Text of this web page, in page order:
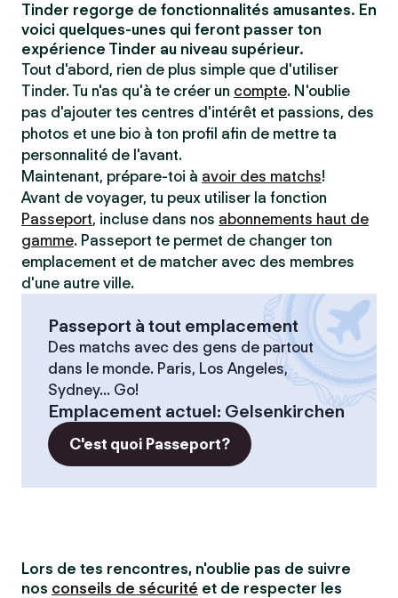
Tinder regorge de fonctionnalités amusantes. En
voici quelques-unes qui feront passer ton
expérience Tinder au niveau supérieur.
Tout d'abord, rien de plus simple que d'utiliser
Tinder. Tu n'as qu'à te créer un compte. N'oublie
pas d'ajouter tes centres d'intérêt et passions, des
photos et une bio à ton profil afin de mettre ta
personnalité de l'avant.
Maintenant, prépare-toi à avoir des matchs!
Avant de voyager, tu peux utiliser la fonction
Passeport, incluse dans nos abonnements haut de
gamme. Passeport te permet de changer ton
emplacement et de matcher avec des membres
d'une autre ville.
Passeport à tout emplacement
Des matchs avec des gens de partout
dans le monde. Paris, Los Angeles,
Sydney... Go!
Emplacement actuel: Gelsenkirchen
C'est quoi Passeport?
Lors de tes rencontres, n'oublie pas de suivre
nos conseils de sécurité et de respecter les